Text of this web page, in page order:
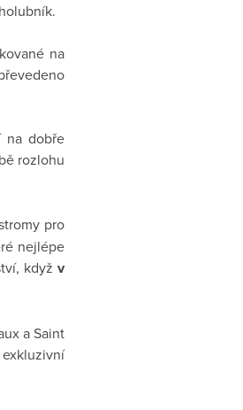
na
na dobře
rozlohu
pro
nejlépe
kdyžv
a Saint